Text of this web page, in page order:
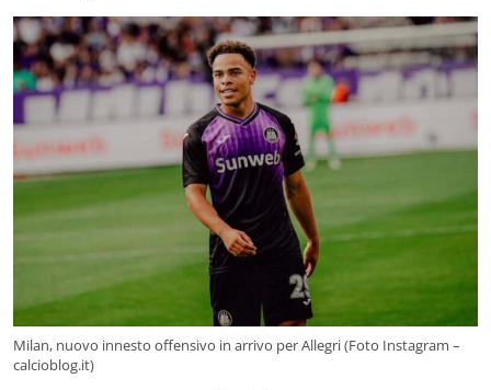
Milan, nuovo innesto offensivo in arrivo per Allegri (Foto Instagram –
calcioblog.it)